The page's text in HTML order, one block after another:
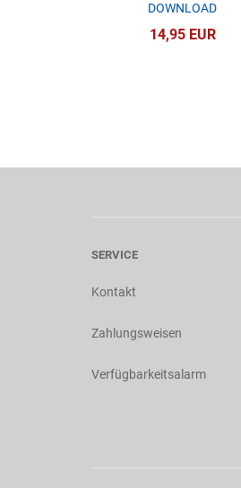
DOWNLOAD
14,95 EUR
SERVICE
Kontakt
Zahlungsweisen
Verfügbarkeitsalarm